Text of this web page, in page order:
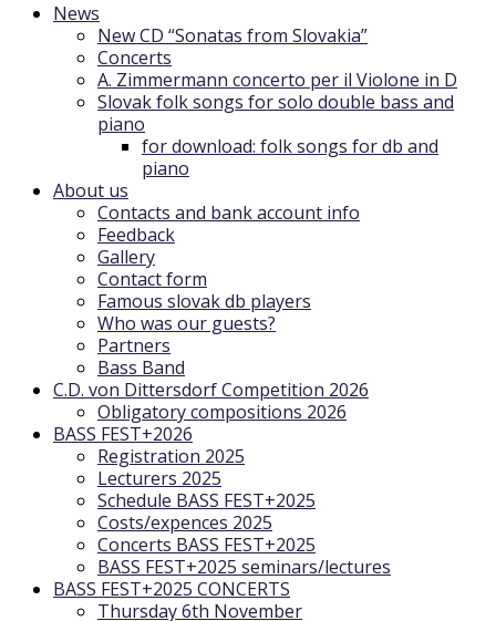
News
New CD “Sonatas from Slovakia”
Concerts
A. Zimmermann concerto per il Violone in D
Slovak folk songs for solo double bass and
piano
for download: folk songs for db and
piano
About us
Contacts and bank account info
Feedback
Gallery
Contact form
Famous slovak db players
Who was our guests?
Partners
Bass Band
C.D. von Dittersdorf Competition 2026
Obligatory compositions 2026
BASS FEST+2026
Registration 2025
Lecturers 2025
Schedule BASS FEST+2025
Costs/expences 2025
Concerts BASS FEST+2025
BASS FEST+2025 seminars/lectures
BASS FEST+2025 CONCERTS
Thursday 6th November